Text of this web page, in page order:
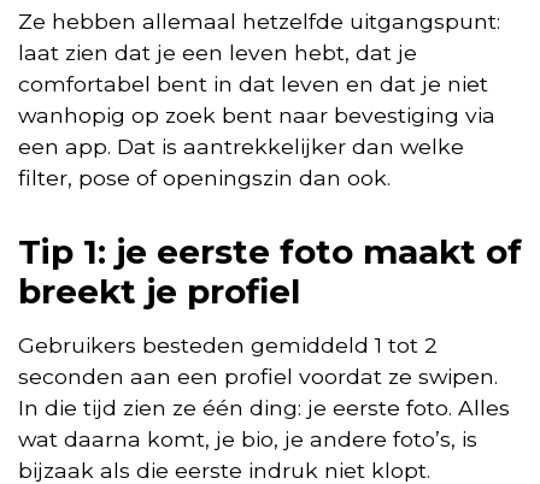
Ze hebben allemaal hetzelfde uitgangspunt:
laat zien dat je een leven hebt, dat je
comfortabel bent in dat leven en dat je niet
wanhopig op zoek bent naar bevestiging via
een app. Dat is aantrekkelijker dan welke
filter, pose of openingszin dan ook.
Tip 1: je eerste foto maakt of
breekt je profiel
Gebruikers besteden gemiddeld 1 tot 2
seconden aan een profiel voordat ze swipen.
In die tijd zien ze één ding: je eerste foto. Alles
wat daarna komt, je bio, je andere foto’s, is
bijzaak als die eerste indruk niet klopt.